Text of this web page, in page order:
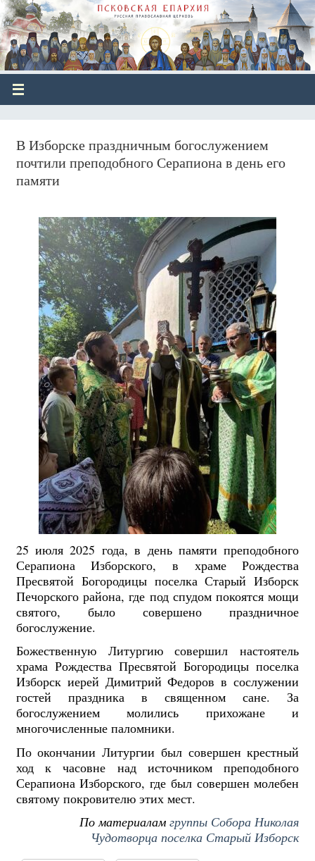
В Изборске праздничным богослужением
почтили преподобного Серапиона в день его
памяти
25 июля 2025 года, в день памяти преподобного
Серапиона Изборского, в храме Рождества
Пресвятой Богородицы поселка Старый Изборск
Печорского района, где под спудом покоятся мощи
святого, было совершено праздничное
богослужение.
Божественную Литургию совершил настоятель
храма Рождества Пресвятой Богородицы поселка
Изборск иерей Димитрий Федоров в сослужении
гостей праздника в священном сане. За
богослужением молились прихожане и
многочисленные паломники.
По окончании Литургии был совершен крестный
ход к часовне над источником преподобного
Серапиона Изборского, где был совершен молебен
святому покровителю этих мест.
По материаламгруппы Собора Николая
Чудотворца поселка Старый Изборск